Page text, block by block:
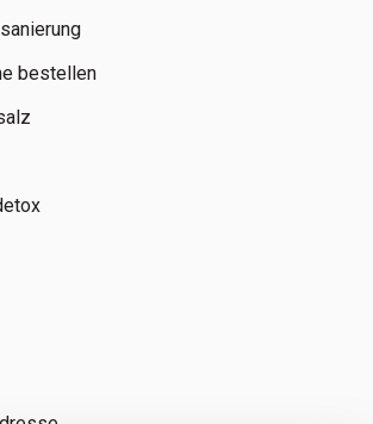
- 16:00
bestellen